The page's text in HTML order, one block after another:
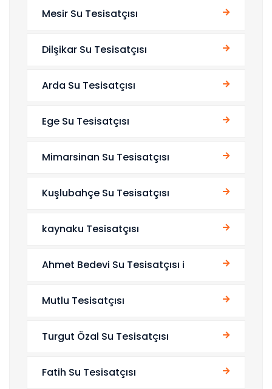
Mesir Su Tesisatçısı
Dilşikar Su Tesisatçısı
Arda Su Tesisatçısı
Ege Su Tesisatçısı
Mimarsinan Su Tesisatçısı
Kuşlubahçe Su Tesisatçısı
kaynaku Tesisatçısı
Ahmet Bedevi Su Tesisatçısı i
Mutlu Tesisatçısı
Turgut Özal Su Tesisatçısı
Fatih Su Tesisatçısı